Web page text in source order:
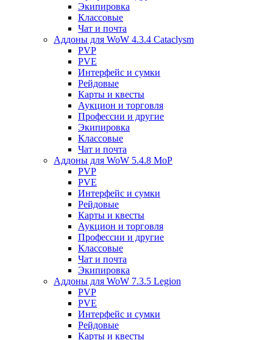
Экипировка
Классовые
Чат и почта
Аддоны для WoW 4.3.4 Cataclysm
PVP
PVE
Интерфейс и сумки
Рейдовые
Карты и квесты
Аукцион и торговля
Профессии и другие
Экипировка
Классовые
Чат и почта
Аддоны для WoW 5.4.8 MoP
PVP
PVE
Интерфейс и сумки
Рейдовые
Карты и квесты
Аукцион и торговля
Профессии и другие
Классовые
Чат и почта
Экипировка
Аддоны для WoW 7.3.5 Legion
PVP
PVE
Интерфейс и сумки
Рейдовые
Карты и квесты